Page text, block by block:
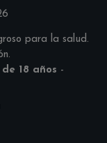
para la salud.
18 años -